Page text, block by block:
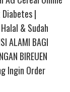
|
& Sudah
ALAMI BAGI
BIREUEN
Ingin Order